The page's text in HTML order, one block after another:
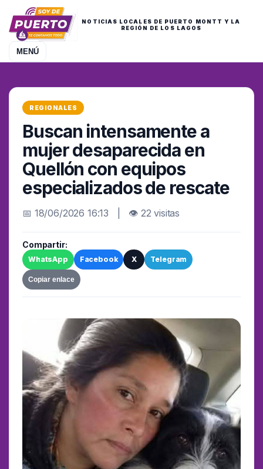
NOTICIAS LOCALES DE PUERTO MONTT Y LA
REGIÓN DE LOS LAGOS
MENÚ
REGIONALES
Buscan intensamente a
mujer desaparecida en
Quellón con equipos
especializados de rescate
📅 18/06/2026 16:13 | 👁 22 visitas
Compartir:
WhatsApp Facebook X Telegram
Copiar enlace